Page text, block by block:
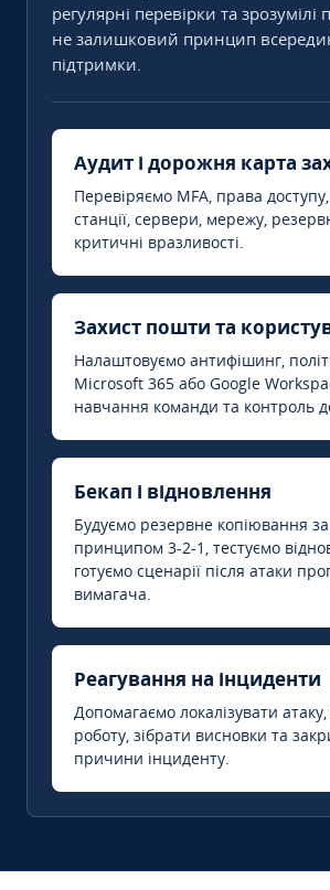
регулярні перевірки та зрозумілі
не залишковий принцип
підтримки.
Аудит і дорожня карта
Перевіряємо MFA, права
станції, сервери, мережу,
критичні вразливості.
Захист пошти та
Налаштовуємо антифішинг,
Microsoft 365 або Google
навчання команди та контроль
Бекап і відновлення
Будуємо резервне копіювання за
принципом 3-2-1, тестуємо
готуємо сценарії після атаки
вимагача.
Реагування на інциденти
Допомагаємо локалізувати
роботу, зібрати висновки та
причини інциденту.